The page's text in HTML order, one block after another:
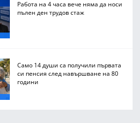
Работа на 4 часа вече няма да носи
пълен ден трудов стаж
Само 14 души са получили първата
си пенсия след навършване на 80
години